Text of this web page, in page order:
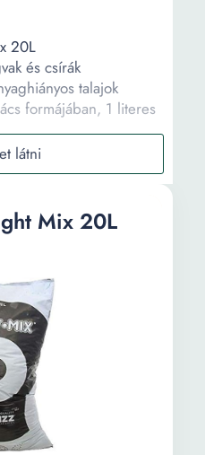
Mix 20L
20L
és csírák
talajok
formájában, 1 literes
műtrágya savanyú
dolomit, 10 kg
1L
mennyiség 1L,